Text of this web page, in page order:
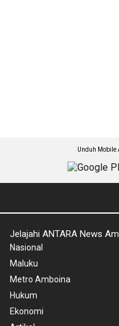
Unduh Mobile
Jelajahi ANTARA News
Nasional
Maluku
Metro Amboina
Hukum
Ekonomi